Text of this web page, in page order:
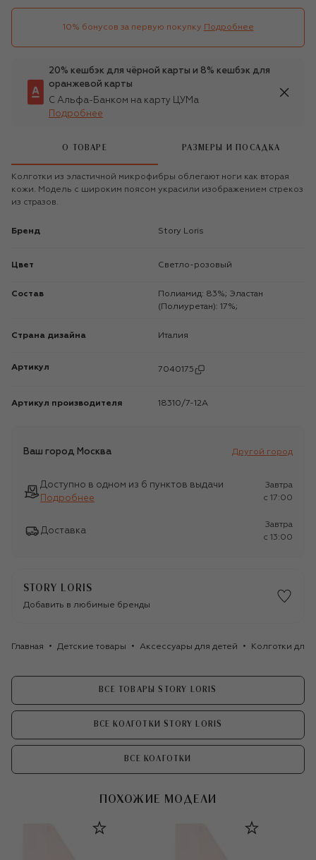
10% бонусов за первую покупку Подробнее
20% кешбэк для чёрной карты и 8% кешбэк для
оранжевой карты
С Альфа-Банком на карту ЦУМа
Подробнее
О ТОВАРЕ РАЗМЕРЫ И ПОСАДКА
Колготки из эластичной микрофибры облегают ноги как вторая
кожи. Модель с широким поясом украсили изображением стрекоз
из стразов.
Бренд Story Loris
Цвет Светло-розовый
Состав
Полиамид: 83%; Эластан
(Полиуретан): 17%;
Страна дизайна Италия
Артикул 7040175
Артикул производителя 18310/7-12A
Ваш город Москва Другой город
Доступно в одном из 6 пунктов выдачи
Подробнее
Завтра
c 17:00
Доставка
Завтра
c 13:00
STORY LORIS
Добавить в любимые бренды
Главная Детские товары Аксессуары для детей Колготки для
ВСЕ ТОВАРЫ STORY LORIS
ВСЕ КОЛГОТКИ STORY LORIS
ВСЕ КОЛГОТКИ
ПОХОЖИЕ МОДЕЛИ